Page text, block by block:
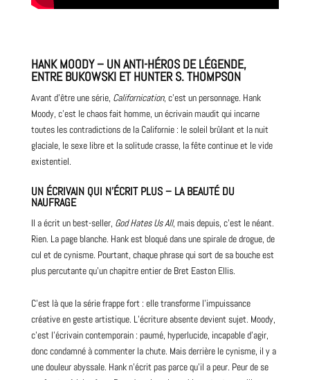
HANK MOODY – UN ANTI-HÉROS DE LÉGENDE,
ENTRE BUKOWSKI ET HUNTER S. THOMPSON
Avant d’être une série, Californication, c’est un personnage. Hank
Moody, c’est le chaos fait homme, un écrivain maudit qui incarne
toutes les contradictions de la Californie : le soleil brûlant et la nuit
glaciale, le sexe libre et la solitude crasse, la fête continue et le vide
existentiel.
UN ÉCRIVAIN QUI N’ÉCRIT PLUS – LA BEAUTÉ DU
NAUFRAGE
Il a écrit un best-seller, God Hates Us All, mais depuis, c’est le néant.
Rien. Lapageblanche. Hank est bloqué dans une spirale de drogue, de
cul et de cynisme. Pourtant, chaque phrase qui sort de sa bouche est
plus percutante qu’un chapitre entier de Bret Easton Ellis.
C’est là que la série frappe fort : elle transforme l’impuissance
créative en geste artistique. L’écriture absente devient sujet. Moody,
c’est l’écrivain contemporain : paumé, hyperlucide, incapable d’agir,
donc condamné à commenter la chute. Mais derrière le cynisme, il y a
une douleur abyssale. Hank n’écrit pas parce qu’il a peur. Peur de se